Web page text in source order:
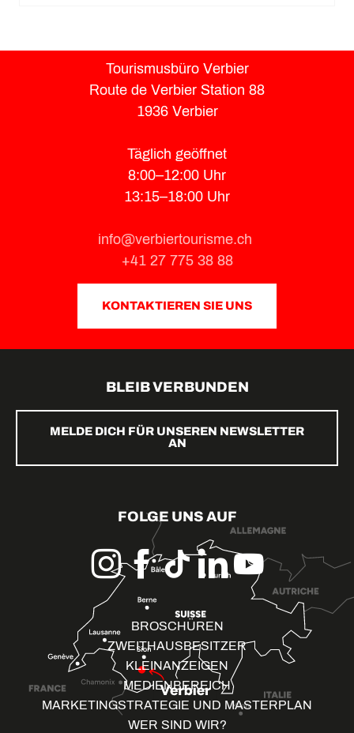
Tourismusbüro Verbier
Route de Verbier Station 88
1936 Verbier
Täglich geöffnet
8:00–12:00 Uhr
13:15–18:00 Uhr
info@verbiertourisme.ch
+41 27 775 38 88
KONTAKTIEREN SIE UNS
BLEIB VERBUNDEN
MELDE DICH FÜR UNSEREN NEWSLETTER
AN
FOLGE UNS AUF
BROSCHÜREN
ZWEITHAUSBESITZER
KLEINANZEIGEN
MEDIENBEREICH
MARKETINGSTRATEGIE UND MASTERPLAN
WER SIND WIR?